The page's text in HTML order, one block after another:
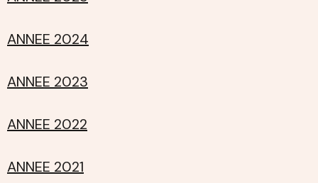
ANNEE 2024
ANNEE 2023
ANNEE 2022
ANNEE 2021